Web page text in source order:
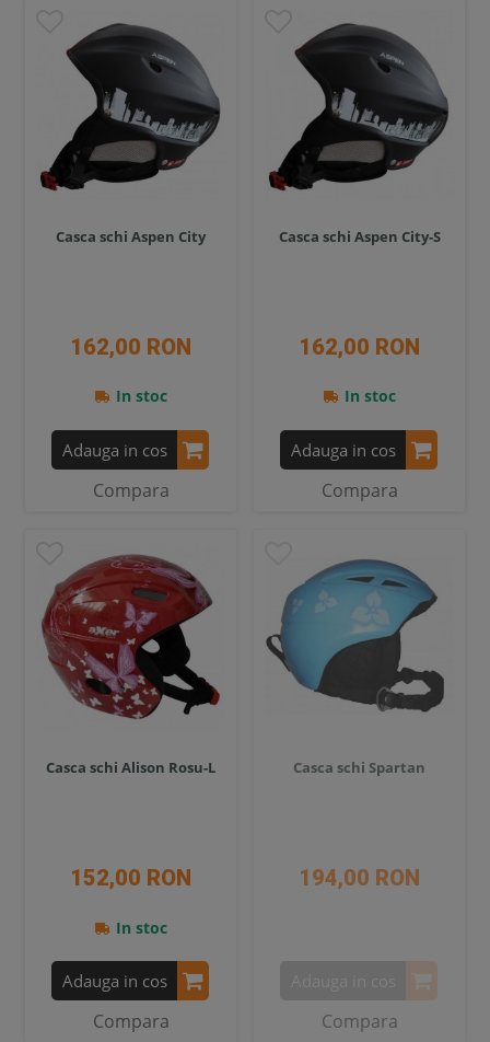
Casca schi Aspen City
162,00 RON
In stoc
Adauga in cos
Compara
Casca schi Aspen City-S
162,00 RON
In stoc
Adauga in cos
Compara
Casca schi Alison Rosu-L
152,00 RON
In stoc
Adauga in cos
Compara
Casca schi Spartan
194,00 RON
Compara